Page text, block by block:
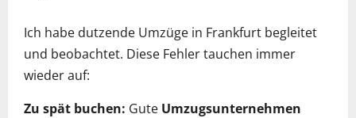
Ich habe dutzende Umzüge in Frankfurt begleitet
und beobachtet. Diese Fehler tauchen immer
wieder auf:
Zu spät buchen: Gute Umzugsunternehmen